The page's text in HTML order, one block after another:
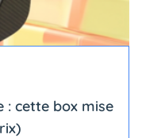
: cette box mise